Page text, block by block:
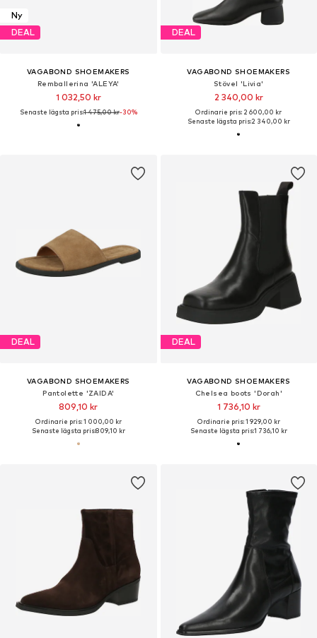
Ny
DEAL
VAGABOND SHOEMAKERS
Remballerina 'ALEYA'
1 032,50 kr
Senaste lägsta pris:1 475,00 kr-30%
DEAL
VAGABOND SHOEMAKERS
Stövel 'Livia'
2 340,00 kr
Ordinarie pris: 2 600,00 kr
Senaste lägsta pris:2 340,00 kr
DEAL
VAGABOND SHOEMAKERS
Pantolette 'ZAIDA'
809,10 kr
Ordinarie pris: 1 000,00 kr
Senaste lägsta pris:809,10 kr
DEAL
VAGABOND SHOEMAKERS
Chelsea boots 'Dorah'
1 736,10 kr
Ordinarie pris: 1 929,00 kr
Senaste lägsta pris:1 736,10 kr